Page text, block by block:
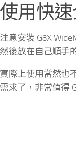
使用快
注意安裝 G8X
然後放在自己順手
實際上使用當然也
需求了，非常值得